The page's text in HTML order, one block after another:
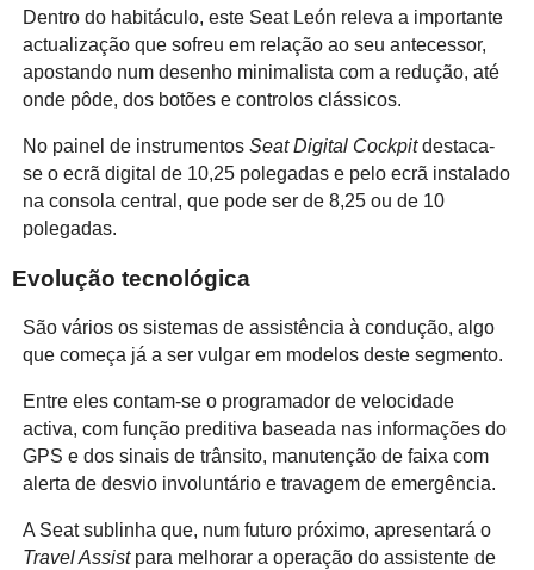
Dentro do habitáculo, este Seat León releva a importante
actualização que sofreu em relação ao seu antecessor,
apostando num desenho minimalista com a redução, até
onde pôde, dos botões e controlos clássicos.
No painel de instrumentos Seat Digital Cockpitdestaca-
se o ecrã digital de 10,25 polegadas e pelo ecrã instalado
na consola central, que pode ser de 8,25 ou de 10
polegadas.
Evolução tecnológica
São vários os sistemas de assistência à condução, algo
que começa já a ser vulgar em modelos deste segmento.
Entre eles contam-se o programador de velocidade
activa, com função preditiva baseada nas informações do
GPS e dos sinais de trânsito, manutenção de faixa com
alerta de desvio involuntário e travagem de emergência.
A Seat sublinha que, num futuro próximo, apresentará o
Travel Assistpara melhorar a operação do assistente de